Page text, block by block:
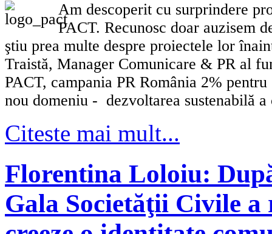
Am descoperit cu surprindere
PACT. Recunosc doar auzisem
ştiu prea multe despre proiectele lor
Traistă, Manager Comunicare & PR al
PACT, campania PR România 2%
nou domeniu - dezvoltarea sustenabilă
Citeste mai mult...
Florentina Loloiu:
Gala Societăţii Civile a